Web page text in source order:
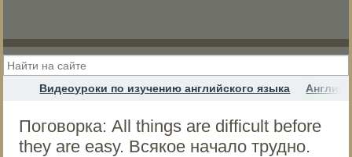
Видеоуроки по изучению английского языка
Поговорка: All things are difficult before
they are easy. Всякое начало трудно.